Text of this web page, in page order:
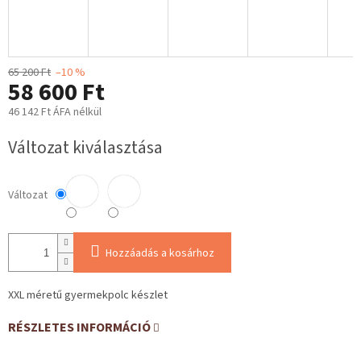
65 200 Ft –10 %
58 600 Ft
46 142 Ft ÁFA nélkül
Változat kiválasztása
Változat
Hozzáadás a kosárhoz
XXL méretű gyermekpolc készlet
RÉSZLETES INFORMÁCIÓ